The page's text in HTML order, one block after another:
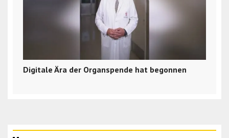
Digitale Ära der Organspende hat begonnen